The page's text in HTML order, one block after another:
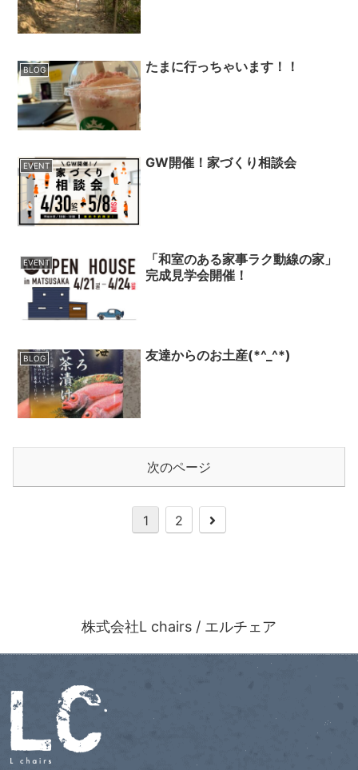
BLOG たまに行っちゃいます！！
EVENT GW開催！家づくり相談会
EVENT
「和室のある家事ラク動線の家」
完成見学会開催！
BLOG 友達からのお土産(*^_^*)
次のページ
1 2
株式会社L chairs / エルチェア